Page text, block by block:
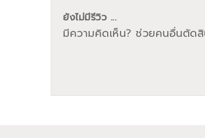
ยังไม่มีรีวิว ...
มีความคิดเห็น? ช่วยคนอื่นตัด